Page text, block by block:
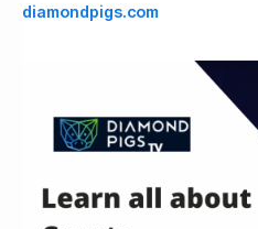
diamondpigs.com